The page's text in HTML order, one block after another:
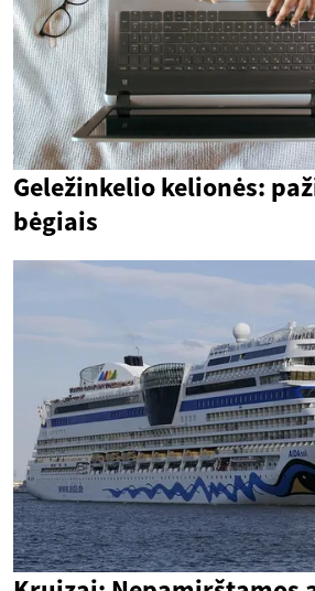
Geležinkelio kelionės:
bėgiais